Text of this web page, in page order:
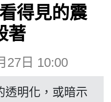
得見的震
著
27日 10:00
透明化，或暗示